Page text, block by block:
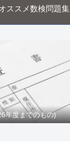
ススメ数検問題集
年度までのもの)